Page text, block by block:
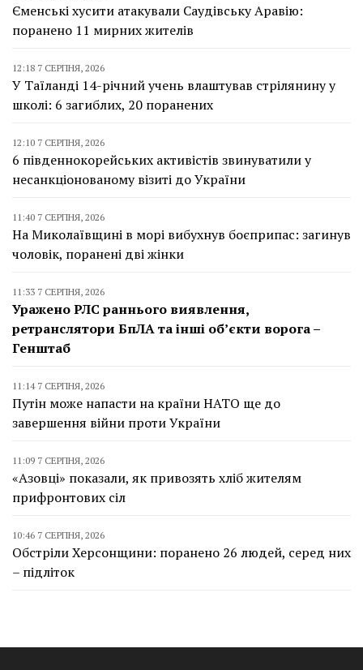
Єменські хусити атакували Саудівську Аравію:
поранено 11 мирних жителів
12:18 7 СЕРПНЯ, 2026
У Таїланді 14-річний учень влаштував стрілянину у
школі: 6 загиблих, 20 поранених
12:10 7 СЕРПНЯ, 2026
6 південнокорейських активістів звинуватили у
несанкціонованому візиті до України
11:40 7 СЕРПНЯ, 2026
На Миколаївщині в морі вибухнув боєприпас: загинув
чоловік, поранені дві жінки
11:33 7 СЕРПНЯ, 2026
Уражено РЛС раннього виявлення,
ретранслятори БпЛА та інші об’єкти ворога –
Генштаб
11:14 7 СЕРПНЯ, 2026
Путін може напасти на країни НАТО ще до
завершення війни проти України
11:09 7 СЕРПНЯ, 2026
«Азовці» показали, як привозять хліб жителям
прифронтових сіл
10:46 7 СЕРПНЯ, 2026
Обстріли Херсонщини: поранено 26 людей, серед них
– підліток